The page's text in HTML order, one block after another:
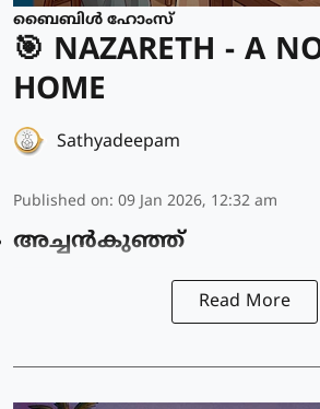
ബൈബിൾ ഹോംസ്
🎯 NAZARETH - A
HOME
Sathyadeepam
Published on: 09 Jan 2026, 12:32 am
അച്ചൻകുഞ്ഞ്
Read More